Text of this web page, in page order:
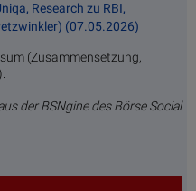
Research zu RBI,
(07.05.2026)
(Zusammensetzung,
der BSNgine des Börse Social